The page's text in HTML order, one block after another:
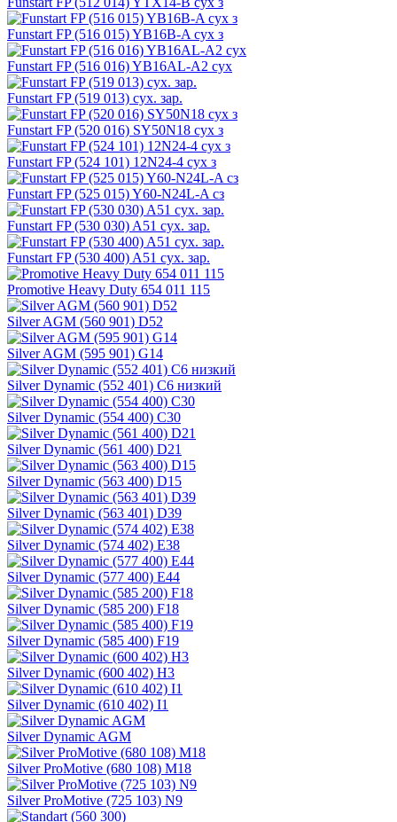
Funstart FP (516 015) YB16B-A сух з
Funstart FP (516 016) YB16AL-A2 сух
Funstart FP (519 013) сух. зар.
Funstart FP (520 016) SY50N18 сух з
Funstart FP (524 101) 12N24-4 сух з
Funstart FP (525 015) Y60-N24L-A сз
Funstart FP (530 030) A51 сух. зар.
Funstart FP (530 400) A51 сух. зар.
Promotive Heavy Duty 654 011 115
Silver AGM (560 901) D52
Silver AGM (595 901) G14
Silver Dynamic (552 401) C6 низкий
Silver Dynamic (554 400) С30
Silver Dynamic (561 400) D21
Silver Dynamic (563 400) D15
Silver Dynamic (563 401) D39
Silver Dynamic (574 402) E38
Silver Dynamic (577 400) E44
Silver Dynamic (585 200) F18
Silver Dynamic (585 400) F19
Silver Dynamic (600 402) H3
Silver Dynamic (610 402) I1
Silver Dynamic AGM
Silver ProMotive (680 108) M18
Silver ProMotive (725 103) N9